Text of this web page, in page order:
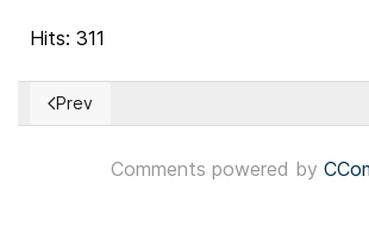
Hits: 311
Previous article: Ecuador: Votantes
Prev
Comments powered by